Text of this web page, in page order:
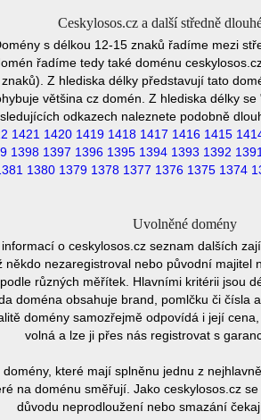
Ceskylosos.cz a další středně
s délkou 12-15 znaků řadíme mezi
řadíme tedy také doménu
Z hlediska délky představují tato
většina cz domén. Z hlediska délky
odkazech naleznete podobně
1421 1420 1419 1418 1417 1416 1415
1398 1397 1396 1395 1394 1393 1392 1391
1380 1379 1378 1377 1376 1375 1374
Uvolněné domény
o ceskylosos.cz seznam dalších
někdo nezaregistroval nebo původní
různých měřítek. Hlavními kritérii jsou
doména obsahuje brand, pomlčku či čísla
domény samozřejmě odpovídá i její
volná a lze ji přes nás registrovat s
které mají splněnu jednu z
na doménu směřují. Jako ceskylosos.cz
důvodu neprodloužení nebo smazání